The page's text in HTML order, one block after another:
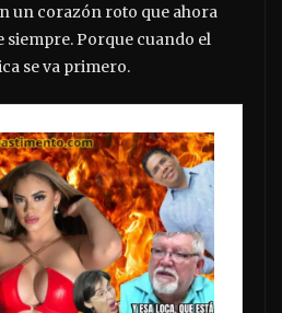
un corazón roto que ahora
siempre. Porque cuando el
se va primero.